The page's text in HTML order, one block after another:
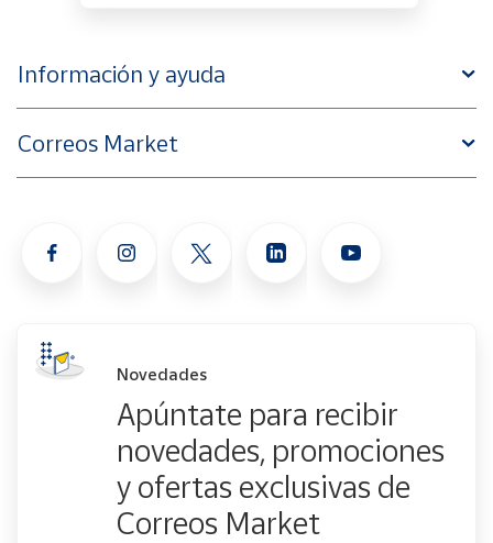
Información y ayuda
Correos Market
Novedades
Apúntate para recibir
novedades, promociones
y ofertas exclusivas de
Correos Market